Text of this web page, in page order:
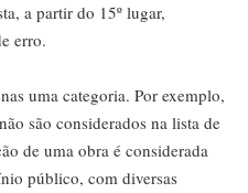
a partir do 15º lugar,
erro.
uma categoria. Por exemplo,
são considerados na lista de
de uma obra é considerada
público, com diversas